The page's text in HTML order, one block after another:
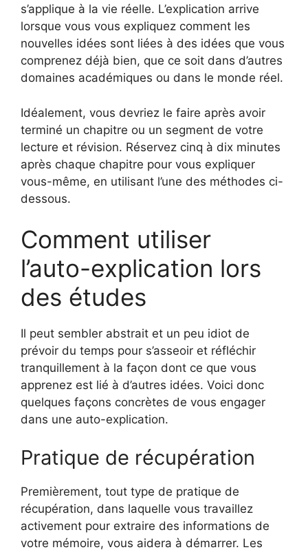
s’applique à la vie réelle. L’explication arrive
lorsque vous vous expliquez comment les
nouvelles idées sont liées à des idées que vous
comprenez déjà bien, que ce soit dans d’autres
domaines académiques ou dans le monde réel.
Idéalement, vous devriez le faire après avoir
terminé un chapitre ou un segment de votre
lecture et révision. Réservez cinq à dix minutes
après chaque chapitre pour vous expliquer
vous-même, en utilisant l’une des méthodes ci-
dessous.
Comment utiliser
l’auto-explication lors
des études
Il peut sembler abstrait et un peu idiot de
prévoir du temps pour s’asseoir et réfléchir
tranquillement à la façon dont ce que vous
apprenez est lié à d’autres idées. Voici donc
quelques façons concrètes de vous engager
dans une auto-explication.
Pratique de récupération
Premièrement, tout type de pratique de
récupération, dans laquelle vous travaillez
activement pour extraire des informations de
votre mémoire, vous aidera à démarrer. Les